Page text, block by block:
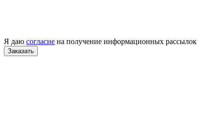
Я даю согласие на получение информационных рассылок